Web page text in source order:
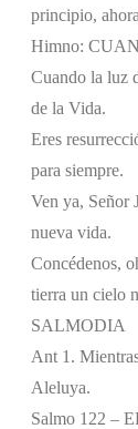
principio,
Himno:
Cuando la luz
de la Vida.
Eres
para siempre.
Ven ya, Señor
nueva vida.
Concédenos,
tierra un cielo
SALMODIA
Ant 1.
Aleluya.
Salmo 122 –